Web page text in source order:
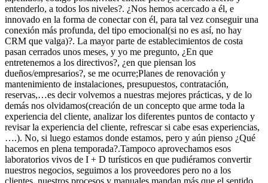
entenderlo, a todos los niveles?. ¿Nos hemos acercado a él, e
innovado en la forma de conectar con él, para tal vez conseguir una
conexión más profunda, del tipo emocional(si no es así, no hay
CRM que valga)?. La mayor parte de establecimientos de costa
pasan cerrados unos meses, y yo me pregunto, ¿En que
entretenemos a los directivos?, ¿en que piensan los
dueños/empresarios?, se me ocurre;Planes de renovación y
mantenimiento de instalaciones, presupuestos, contratación,
reservas,…es decir volvemos a nuestras mejores prácticas, y de lo
demás nos olvidamos(creación de un concepto que arme toda la
experiencia del cliente, analizar los diferentes puntos de contacto y
revisar la experiencia del cliente, refrescar si cabe esas experiencias,
….). No, si luego estamos donde estamos, pero y aún pienso ¿Qué
hacemos en plena temporada?.Tampoco aprovechamos esos
laboratorios vivos de I + D turísticos en que pudiéramos convertir
nuestros negocios, seguimos a los proveedores pero no a los
clientes, nuestros procesos y manuales mandan más que el sentido